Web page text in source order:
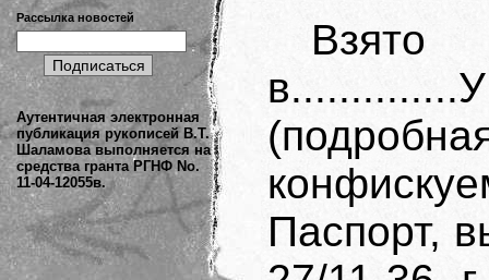
Рассылка новостей
Аутентичная электронная
публикация рукописей В.Т.
Шаламова выполняется на
средства гранта РГНФ No.
11-04-12055в.
Паспорт,